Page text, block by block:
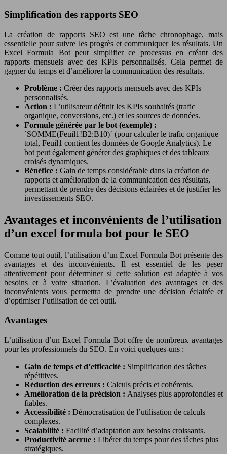
Simplification des rapports SEO
La création de rapports SEO est une tâche chronophage, mais
essentielle pour suivre les progrès et communiquer les résultats. Un
Excel Formula Bot peut simplifier ce processus en créant des
rapports mensuels avec des KPIs personnalisés. Cela permet de
gagner du temps et d’améliorer la communication des résultats.
Problème : Créer des rapports mensuels avec des KPIs
personnalisés.
Action : L’utilisateur définit les KPIs souhaités (trafic
organique, conversions, etc.) et les sources de données.
Formule générée par le bot (exemple) :
`SOMME(Feuil1!B2:B10)` (pour calculer le trafic organique
total, Feuil1 contient les données de Google Analytics). Le
bot peut également générer des graphiques et des tableaux
croisés dynamiques.
Bénéfice : Gain de temps considérable dans la création de
rapports et amélioration de la communication des résultats,
permettant de prendre des décisions éclairées et de justifier les
investissements SEO.
Avantages et inconvénients de l’utilisation
d’un excel formula bot pour le SEO
Comme tout outil, l’utilisation d’un Excel Formula Bot présente des
avantages et des inconvénients. Il est essentiel de les peser
attentivement pour déterminer si cette solution est adaptée à vos
besoins et à votre situation. L’évaluation des avantages et des
inconvénients vous permettra de prendre une décision éclairée et
d’optimiser l’utilisation de cet outil.
Avantages
L’utilisation d’un Excel Formula Bot offre de nombreux avantages
pour les professionnels du SEO. En voici quelques-uns :
Gain de temps et d’efficacité : Simplification des tâches
répétitives.
Réduction des erreurs : Calculs précis et cohérents.
Amélioration de la précision : Analyses plus approfondies et
fiables.
Accessibilité : Démocratisation de l’utilisation de calculs
complexes.
Scalabilité : Facilité d’adaptation aux besoins croissants.
Productivité accrue : Libérer du temps pour des tâches plus
stratégiques.